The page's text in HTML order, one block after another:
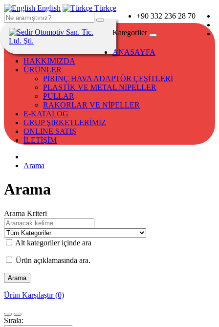
+90 332 236 28 70
English Türkçe
Kategoriler
ANASAYFA
HAKKIMIZDA
ÜRÜNLER
PİRİNÇ HAVA ADAPTÖR ÇEŞİTLERİ
PLASTİK VE METAL NİPELLER
PULLAR
RAKORLAR VE NİPELLER
E-KATALOG
GRUP ŞİRKETLERİMİZ
ONLINE SATIŞ
İLETİŞİM
Arama
Arama
Arama Kriteri
Alt kategoriler içinde ara
Ürün açıklamasında ara.
Ürün Karşılaştır (0)
Sırala: